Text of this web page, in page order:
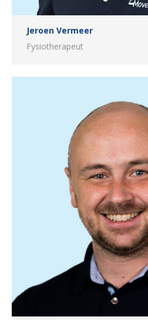
Jeroen Vermeer
Fysiotherapeut